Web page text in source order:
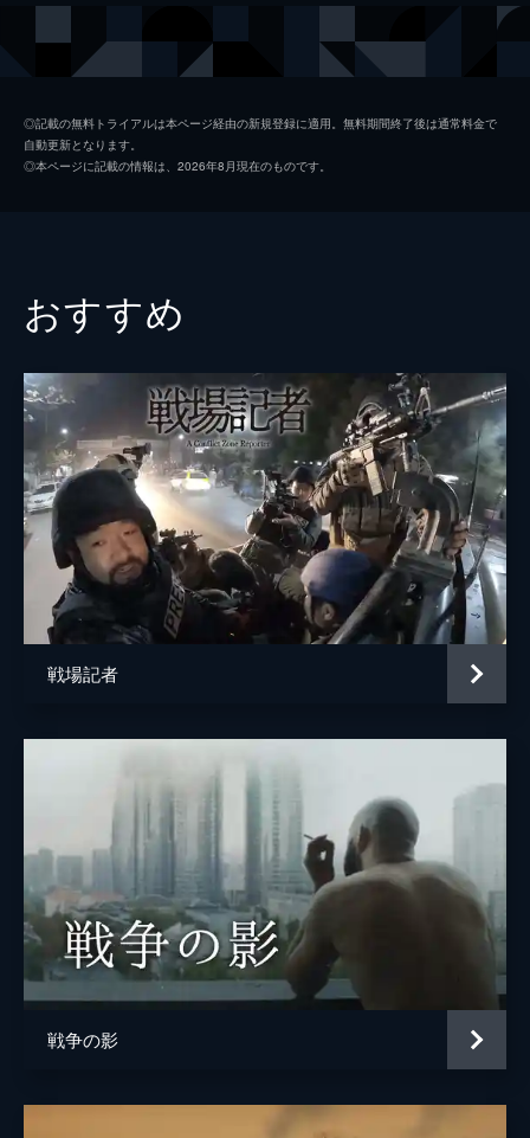
ブレイク・ニーリー
◎記載の無料トライアルは本ページ経由の新規登録に適用。無料期間終了後は通常料金で
自動更新となります。
◎本ページに記載の情報は、2026年8月現在のものです。
おすすめ
戦場記者
戦争の影